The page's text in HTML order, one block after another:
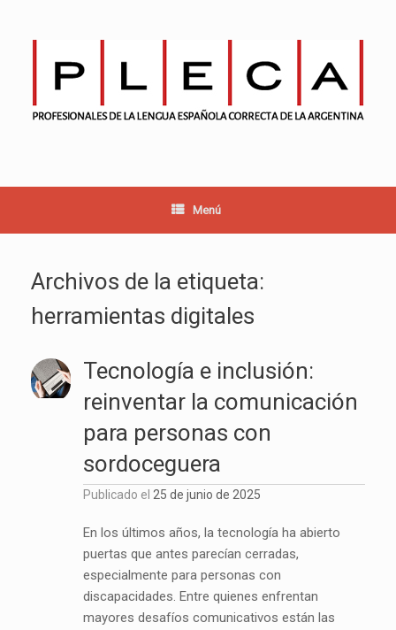
contenido
Menú
Archivos de la etiqueta:
herramientas digitales
Tecnología e inclusión:
reinventar la comunicación
para personas con
sordoceguera
Publicado el 25 de junio de 2025
En los últimos años, la tecnología ha abierto
puertas que antes parecían cerradas,
especialmente para personas con
discapacidades. Entre quienes enfrentan
mayores desafíos comunicativos están las